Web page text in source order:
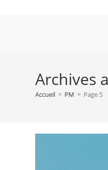
Archives
Accueil > PM > Page 5